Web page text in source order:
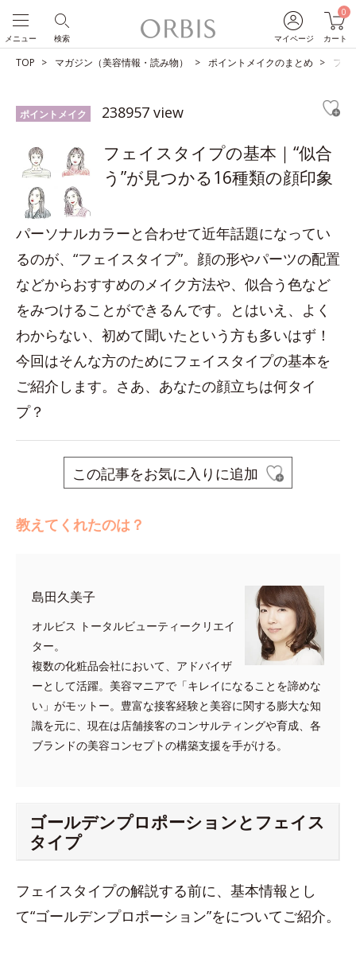
マイページ
0
カート
検索
メニュー
TOP マガジン（美容情報・読み物） ポイントメイクのまとめ フェ
ポイントメイク 238957 view
フェイスタイプの基本｜“似合
う”が見つかる16種類の顔印象
パーソナルカラーと合わせて近年話題になってい
るのが、“フェイスタイプ”。顔の形やパーツの配置
などからおすすめのメイク方法や、似合う色など
をみつけることができるんです。とはいえ、よく
わからない、初めて聞いたという方も多いはず！
今回はそんな方のためにフェイスタイプの基本を
ご紹介します。さあ、あなたの顔立ちは何タイ
プ？
この記事をお気に入りに追加
教えてくれたのは？
島田久美子
オルビス トータルビューティークリエイ
ター。
複数の化粧品会社において、アドバイザ
ーとして活躍。美容マニアで「キレイになることを諦めな
い」がモットー。豊富な接客経験と美容に関する膨大な知
識を元に、現在は店舗接客のコンサルティングや育成、各
ブランドの美容コンセプトの構築支援を手がける。
ゴールデンプロポーションとフェイス
タイプ
フェイスタイプの解説する前に、基本情報とし
て“ゴールデンプロポーション”をについてご紹介。